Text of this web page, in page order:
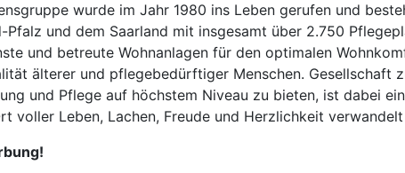
wurde im Jahr 1980 ins Leben gerufen und
Pfalz und dem Saarland mit insgesamt über 2.750
und betreute Wohnanlagen für den optimalen
älterer und pflegebedürftiger Menschen. Gesellschaft
und Pflege auf höchstem Niveau zu bieten, ist dabei
voller Leben, Lachen, Freude und Herzlichkeit